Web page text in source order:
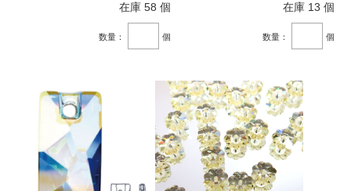
在庫 58 個
数量： 個
在庫 13 個
数量： 個